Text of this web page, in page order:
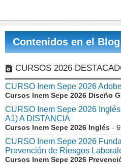
Contenidos en el Blog
CURSOS 2026
CURSO Inem Sepe 2026
Cursos Inem Sepe 2026 Diseño
CURSO Inem Sepe 2026
A1) A DISTANCIA
Cursos Inem Sepe 2026 Inglés -
CURSO Inem Sepe 2026
Prevención de Riesgos
Cursos Inem Sepe 2026